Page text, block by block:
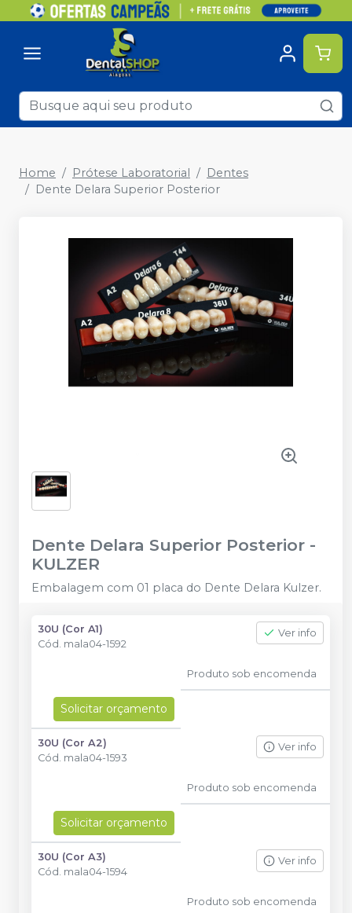
Home Prótese Laboratorial
Dentes
Dente Delara Superior Posterior
Dente Delara Superior Posterior -
KULZER
Embalagem com 01 placa do Dente Delara Kulzer.
30U (Cor A1)
Cód. mala04-1592
Ver info
Produto sob encomenda
Solicitar orçamento
30U (Cor A2)
Cód. mala04-1593
Ver info
Produto sob encomenda
Solicitar orçamento
30U (Cor A3)
Cód. mala04-1594
Ver info
Produto sob encomenda